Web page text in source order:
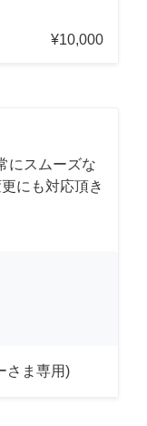
¥10,000
にスムーズな
にも対応頂き
さま専用)